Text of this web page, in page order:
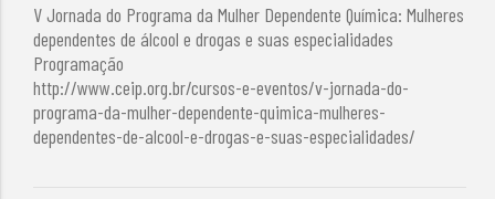
V Jornada do Programa da Mulher Dependente Química: Mulheres
dependentes de álcool e drogas e suas especialidades
Programação
http://www.ceip.org.br/cursos-e-eventos/v-jornada-do-
programa-da-mulher-dependente-quimica-mulheres-
dependentes-de-alcool-e-drogas-e-suas-especialidades/